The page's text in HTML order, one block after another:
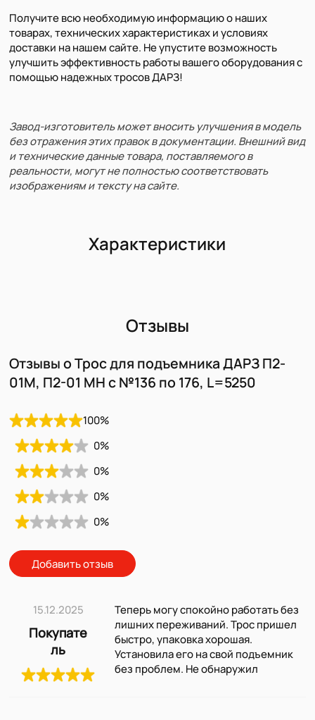
Получите всю необходимую информацию о наших
товарах, технических характеристиках и условиях
доставки на нашем сайте. Не упустите возможность
улучшить эффективность работы вашего оборудования с
помощью надежных тросов ДАРЗ!
Завод-изготовитель может вносить улучшения в модель
без отражения этих правок в документации. Внешний вид
и технические данные товара, поставляемого в
реальности, могут не полностью соответствовать
изображениям и тексту на сайте.
Характеристики
Отзывы
Отзывы о Трос для подъемника ДАРЗ П2-
01М, П2-01 МН с №136 по 176, L=5250
100%
0%
0%
0%
0%
Добавить отзыв
15.12.2025
Покупате
ль
Теперь могу спокойно работать без
лишних переживаний. Трос пришел
быстро, упаковка хорошая.
Установила его на свой подъемник
без проблем. Не обнаружил